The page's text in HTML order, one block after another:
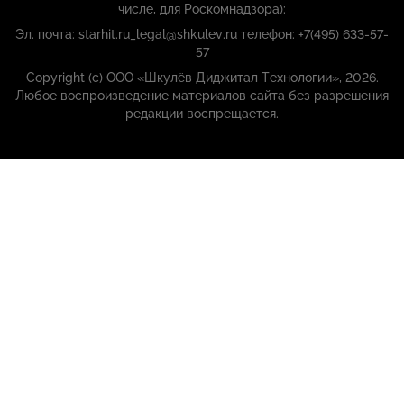
числе, для Роскомнадзора):
Эл. почта: starhit.ru_legal@shkulev.ru телефон: +7(495) 633-57-
57
Copyright (с) ООО «Шкулёв Диджитал Технологии», 2026.
Любое воспроизведение материалов сайта без разрешения
редакции воспрещается.